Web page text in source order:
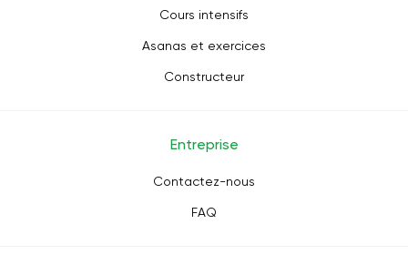
Cours intensifs
Asanas et exercices
Constructeur
Entreprise
Contactez-nous
FAQ